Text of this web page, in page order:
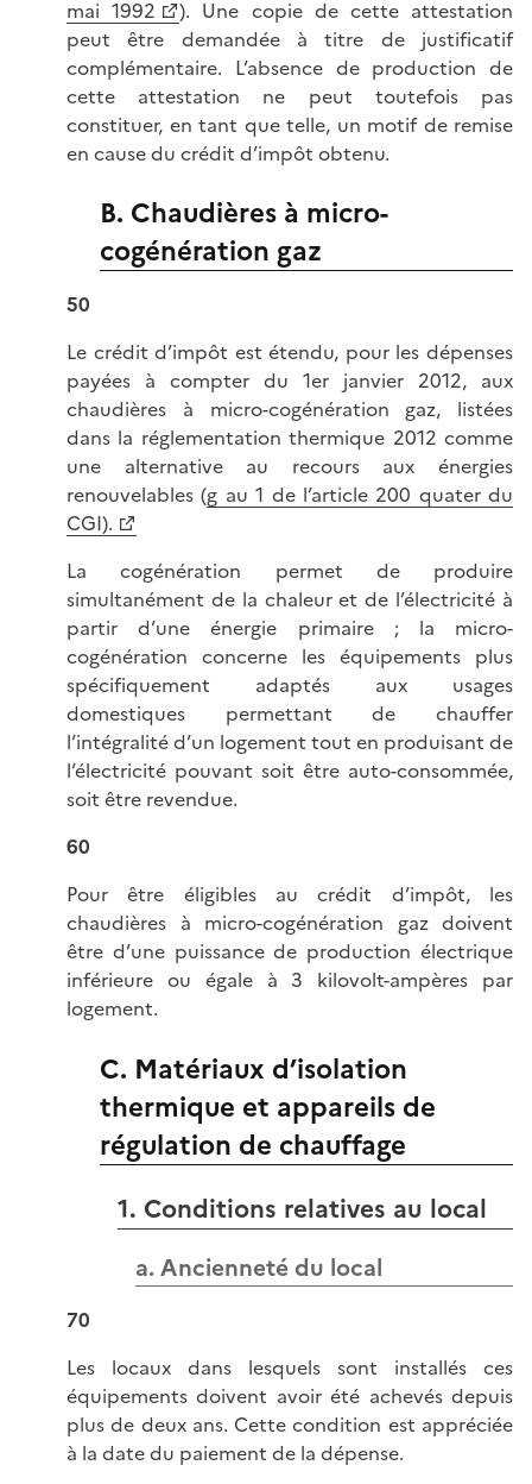
mai 1992
). Une copie de cette attestation
peut être demandée à titre de justificatif
complémentaire. L’absence de production de
cette attestation ne peut toutefois pas
constituer, en tant que telle, un motif de remise
en cause du crédit d’impôt obtenu.
B. Chaudières à micro-
cogénération gaz
50
Le crédit d’impôt est étendu, pour les dépenses
payées à compter du 1er janvier 2012, aux
chaudières à micro-cogénération gaz, listées
dans la réglementation thermique 2012 comme
une alternative au recours aux énergies
renouvelables (g au 1 de l’article 200 quater du
CGI).
La cogénération permet de produire
simultanément de la chaleur et de l’électricité à
partir d’une énergie primaire ; la micro-
cogénération concerne les équipements plus
spécifiquement adaptés aux usages
domestiques permettant de chauffer
l’intégralité d’un logement tout en produisant de
l’électricité pouvant soit être auto-consommée,
soit être revendue.
60
Pour être éligibles au crédit d’impôt, les
chaudières à micro-cogénération gaz doivent
être d’une puissance de production électrique
inférieure ou égale à 3 kilovolt-ampères par
logement.
C. Matériaux d’isolation
thermique et appareils de
régulation de chauffage
1. Conditions relatives au local
a. Ancienneté du local
70
Les locaux dans lesquels sont installés ces
équipements doivent avoir été achevés depuis
plus de deux ans. Cette condition est appréciée
à la date du paiement de la dépense.